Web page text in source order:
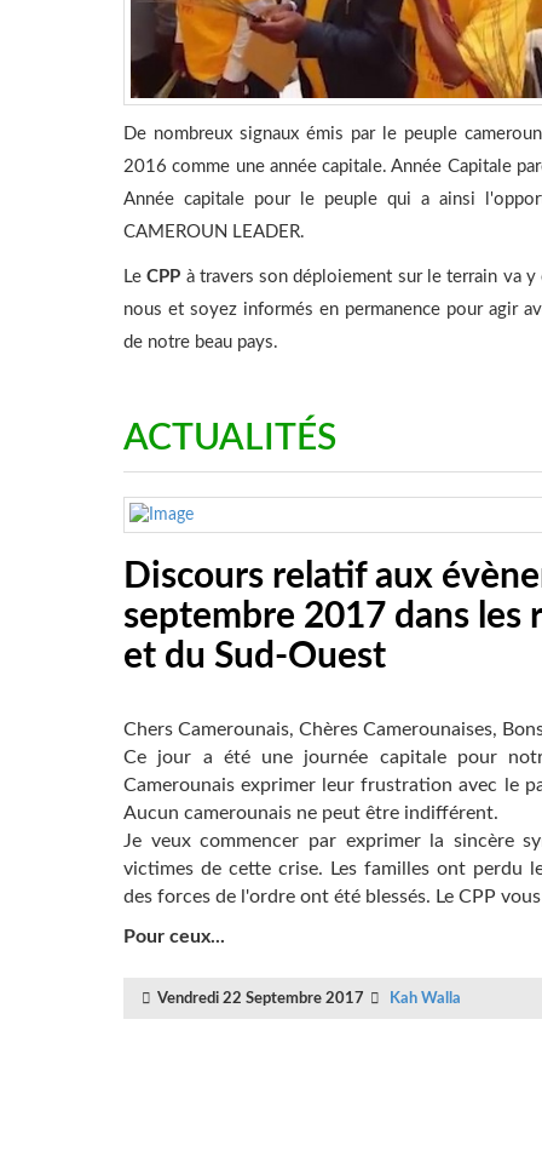
De nombreux signaux émis par le peuple
2016 comme une année capitale. Année Capitale
Année capitale pour le peuple qui a ainsi
CAMEROUN LEADER.
LeCPP à travers son déploiement sur le terrain va
nous et soyez informés en permanence pour agir
de notre beau pays.
ACTUALITÉS
Discours relatif aux
septembre 2017 dans
et du Sud-Ouest
Chers Camerounais, Chères Camerounaises,
Ce jour a été une journée capitale pour
Camerounais exprimer leur frustration avec le
Aucun camerounais ne peut être indifférent.
Je veux commencer par exprimer la sincère
victimes de cette crise.
Les familles ont perdu
des forces de l'ordre ont été blessés. Le CPP
Pour ceux...
Vendredi 22 Septembre 2017 Kah Walla